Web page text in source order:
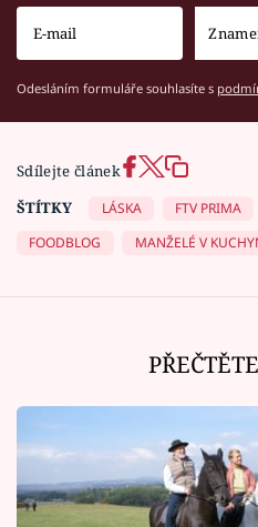
Odesláním formuláře souhlasíte s
Sdílejte článek
ŠTÍTKY
LÁSKA FTV PRIMA
FOODBLOG
MANŽELÉ V